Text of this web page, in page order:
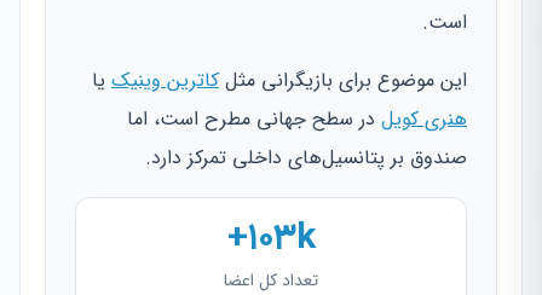
است.
این موضوع برای بازیگرانی مثل کاترین وینیک یا
هنری کویل در سطح جهانی مطرح است، اما
صندوق بر پتانسیل‌های داخلی تمرکز دارد.
۱۰۳k+
تعداد کل اعضا